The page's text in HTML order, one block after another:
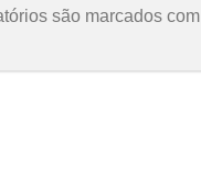
são marcados com